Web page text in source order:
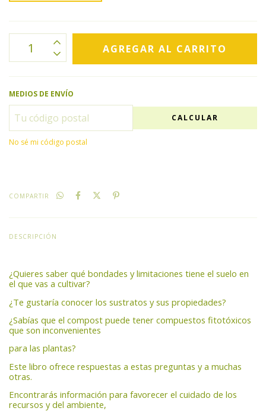
MEDIOS DE ENVÍO
CALCULAR
No sé mi código postal
COMPARTIR
DESCRIPCIÓN
¿Quieres saber qué bondades y limitaciones tiene el suelo en
el que vas a cultivar?
¿Te gustaría conocer los sustratos y sus propiedades?
¿Sabías que el compost puede tener compuestos fitotóxicos
que son inconvenientes
para las plantas?
Este libro ofrece respuestas a estas preguntas y a muchas
otras.
Encontrarás información para favorecer el cuidado de los
recursos y del ambiente,